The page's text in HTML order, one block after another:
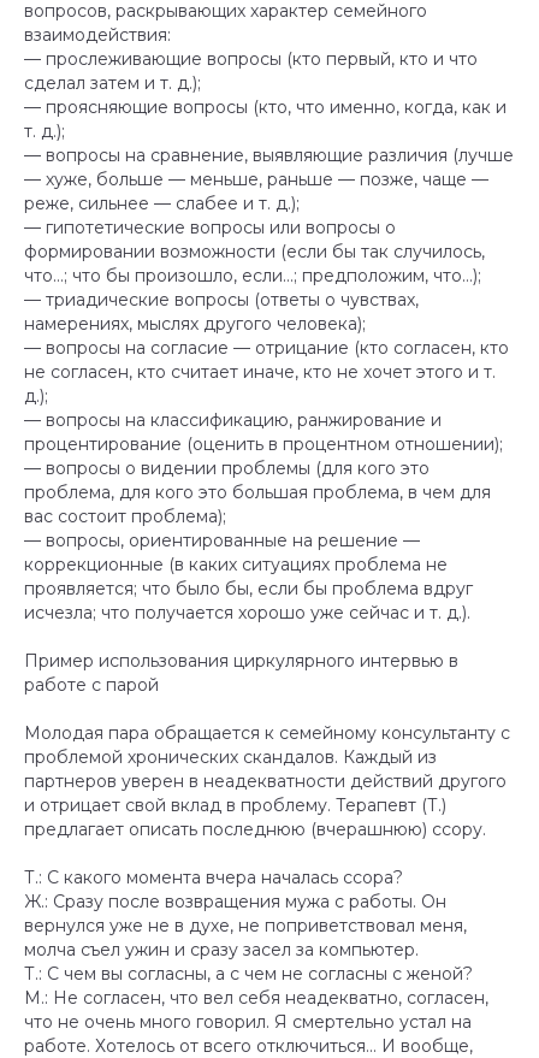
вопросов, раскрывающих характер семейного
взаимодействия:
— прослеживающие вопросы (кто первый, кто и что
сделал затем и т. д.);
— проясняющие вопросы (кто, что именно, когда, как и
т. д.);
— вопросы на сравнение, выявляющие различия (лучше
— хуже, больше — меньше, раньше — позже, чаще —
реже, сильнее — слабее и т. д.);
— гипотетические вопросы или вопросы о
формировании возможности (если бы так случилось,
что…; что бы произошло, если…; предположим, что…);
— триадические вопросы (ответы о чувствах,
намерениях, мыслях другого человека);
— вопросы на согласие — отрицание (кто согласен, кто
не согласен, кто считает иначе, кто не хочет этого и т.
д.);
— вопросы на классификацию, ранжирование и
процентирование (оценить в процентном отношении);
— вопросы о видении проблемы (для кого это
проблема, для кого это большая проблема, в чем для
вас состоит проблема);
— вопросы, ориентированные на решение —
коррекционные (в каких ситуациях проблема не
проявляется; что было бы, если бы проблема вдруг
исчезла; что получается хорошо уже сейчас и т. д.).
Пример использования циркулярного интервью в
работе с парой
Молодая пара обращается к семейному консультанту с
проблемой хронических скандалов. Каждый из
партнеров уверен в неадекватности действий другого
и отрицает свой вклад в проблему. Терапевт (Т.)
предлагает описать последнюю (вчерашнюю) ссору.
Т.: С какого момента вчера началась ссора?
Ж.: Сразу после возвращения мужа с работы. Он
вернулся уже не в духе, не поприветствовал меня,
молча съел ужин и сразу засел за компьютер.
Т.: С чем вы согласны, а с чем не согласны с женой?
М.: Не согласен, что вел себя неадекватно, согласен,
что не очень много говорил. Я смертельно устал на
работе. Хотелось от всего отключиться... И вообще,